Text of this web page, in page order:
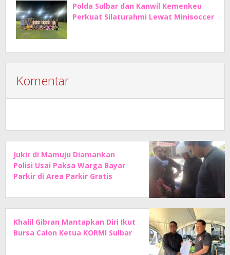
Polda Sulbar dan Kanwil Kemenkeu
Perkuat Silaturahmi Lewat Minisoccer
Komentar
Jukir di Mamuju Diamankan
Polisi Usai Paksa Warga Bayar
Parkir di Area Parkir Gratis
Khalil Gibran Mantapkan Diri Ikut
Bursa Calon Ketua KORMI Sulbar